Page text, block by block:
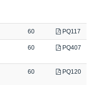
60 PQ117
60 PQ407
60 PQ120